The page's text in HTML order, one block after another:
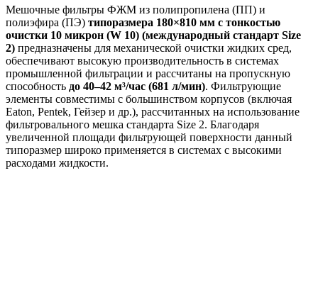
Мешочные фильтры ФЖМ из полипропилена (ПП) и
полиэфира (ПЭ) типоразмера 180×810 мм с тонкостью
очистки 10 микрон (W 10) (международный стандарт Size
2) предназначены для механической очистки жидких сред,
обеспечивают высокую производительность в системах
промышленной фильтрации и рассчитаны на пропускную
способность до 40–42 м³/час (681 л/мин). Фильтрующие
элементы совместимы с большинством корпусов (включая
Eaton, Pentek, Гейзер и др.), рассчитанных на использование
фильтровального мешка стандарта Size 2. Благодаря
увеличенной площади фильтрующей поверхности данный
типоразмер широко применяется в системах с высокими
расходами жидкости.